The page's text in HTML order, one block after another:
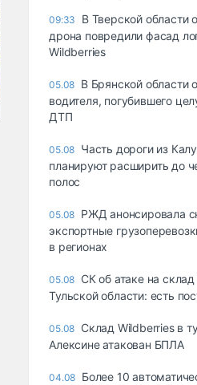
09:33
В Тверской области
дрона повредили фасад
Wildberries
05.08 В Брянской области
водителя, погубившего
ДТП
05.08 Часть дороги из
планируют расширить до
полос
05.08 РЖД анонсировала
экспортные
в регионах
05.08 СК об атаке на
Тульской области: есть
05.08 Склад Wildberries в
Алексине атакован БПЛА
04.08 Более 10